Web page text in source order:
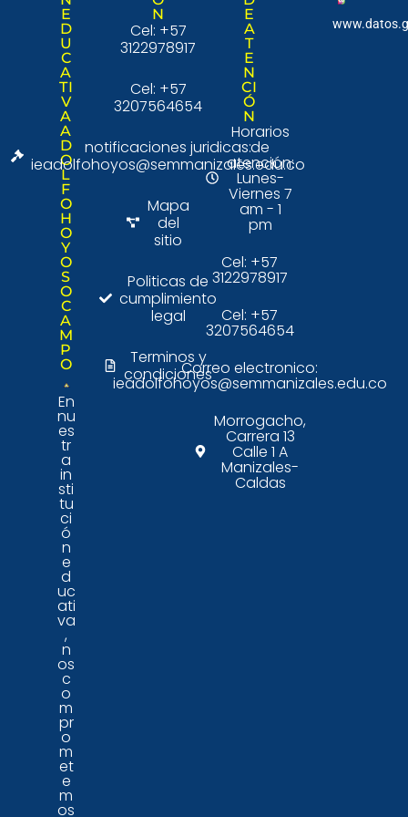
E
D
U
C
A
TI
V
A
A
D
O
L
F
O
H
O
Y
O
S
O
C
A
M
P
O
En
nu
es
tr
a
in
sti
tu
ci
ó
n
e
d
uc
ati
va
,
n
os
c
o
m
pr
o
m
et
e
m
os
N
Cel: +57
3122978917
Cel: +57
3207564654
notificaciones juridicas:
ieadolfohoyos@semmanizales.edu.co
Mapa
del
sitio
Politicas de
cumplimiento
legal
Terminos y
condiciones
E
A
T
E
N
CI
Ó
N
Horarios
de
atención:
Lunes-
Viernes 7
am - 1
pm
Cel: +57
3122978917
Cel: +57
3207564654
Correo electronico:
ieadolfohoyos@semmanizales.edu.co
Morrogacho,
Carrera 13
Calle 1 A
Manizales-
Caldas